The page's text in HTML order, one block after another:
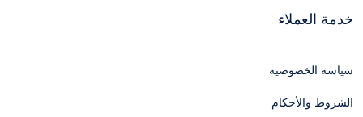
خدمة العملاء
سياسة الخصوصية
الشروط والأحكام